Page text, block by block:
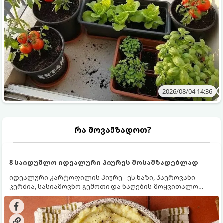
2026/08/04 14:36
რა მოვამზადოთ?
8 საიდუმლო იდეალური პიურეს მოსამზადებლად
იდეალური კარტოფილის პიურე - ეს ნაზი, ჰაეროვანი
კერძია, სასიამოვნო გემოთი და ნაღების-მოყვითალო
ფერით. მისი მომზადება ძალიან მარტივია, მაგრამ
არსებობს რამდენიმე საიდუმლო, რომლებიც უნდა
იცოდეთ, რომ პიურე იდეალურად გემრიელი გამოვიდეს.